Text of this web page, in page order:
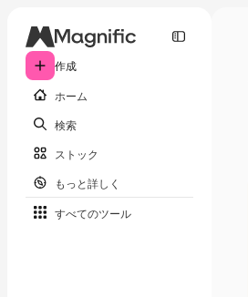
作成
ホーム
検索
ストック
もっと詳しく
すべてのツール